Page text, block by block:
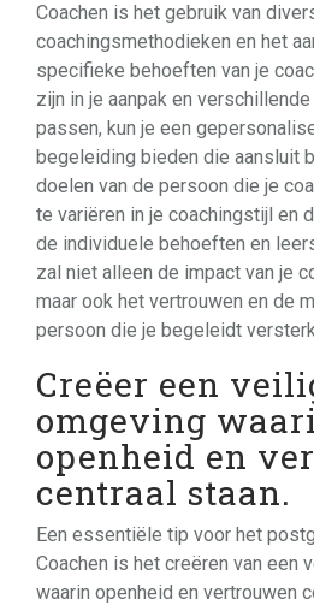
Coachen is het gebruik van
coachingsmethodieken en het
specifieke behoeften van je
zijn in je aanpak en
passen, kun je een
begeleiding bieden die aansluit
doelen van de persoon die je
te variëren in je coachingstijl en
de individuele behoeften en
zal niet alleen de impact van je
maar ook het vertrouwen en de
persoon die je begeleidt
Creëer een
omgeving
openheid en
centraal staan.
Een essentiële tip voor het
Coachen is het creëren van een
waarin openheid en vertrouwen